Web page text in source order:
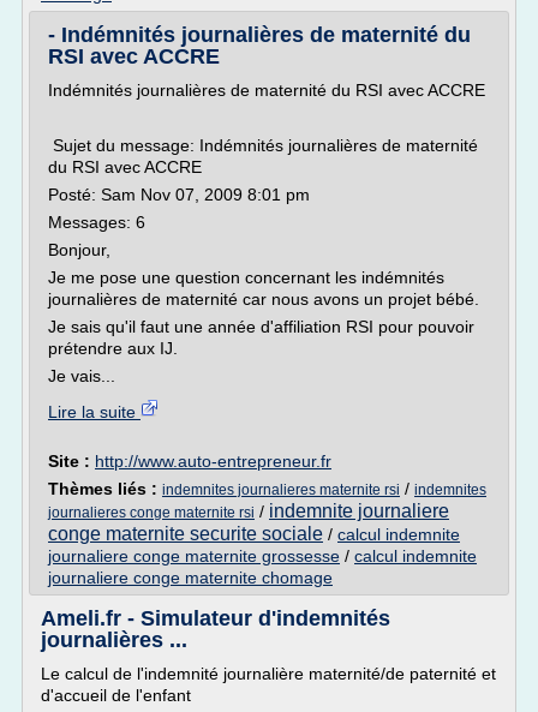
- Indémnités journalières de maternité du
RSI avec ACCRE
Indémnités journalières de maternité du RSI avec ACCRE
Sujet du message: Indémnités journalières de maternité
du RSI avec ACCRE
Posté: Sam Nov 07, 2009 8:01 pm
Messages: 6
Bonjour,
Je me pose une question concernant les indémnités
journalières de maternité car nous avons un projet bébé.
Je sais qu'il faut une année d'affiliation RSI pour pouvoir
prétendre aux IJ.
Je vais...
Lire la suite
Site : http://www.auto-entrepreneur.fr
Thèmes liés : indemnites journalieres maternite rsi / indemnites
journalieres conge maternite rsi / indemnite journaliere
conge maternite securite sociale / calcul indemnite
journaliere conge maternite grossesse / calcul indemnite
journaliere conge maternite chomage
Ameli.fr - Simulateur d'indemnités
journalières ...
Le calcul de l'indemnité journalière maternité/de paternité et
d'accueil de l'enfant